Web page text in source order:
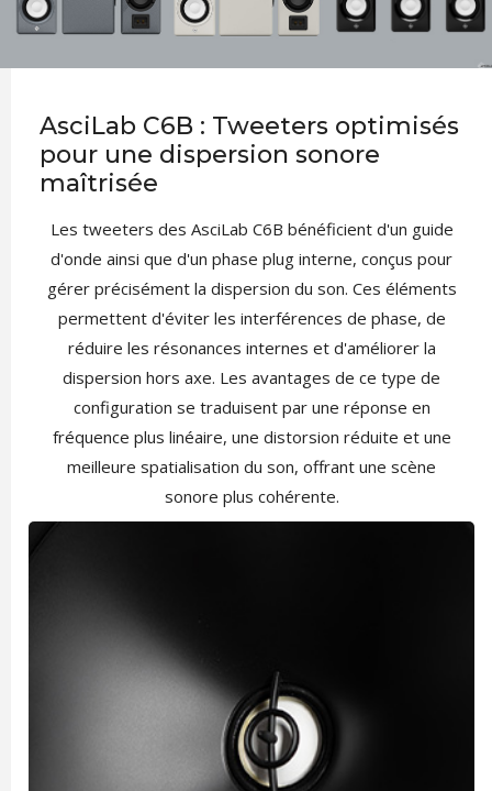
AsciLab C6B : Tweeters optimisés
pour une dispersion sonore
maîtrisée
Les tweeters des AsciLab C6B bénéficient d'un guide
d'onde ainsi que d'un phase plug interne, conçus pour
gérer précisément la dispersion du son. Ces éléments
permettent d'éviter les interférences de phase, de
réduire les résonances internes et d'améliorer la
dispersion hors axe. Les avantages de ce type de
configuration se traduisent par une réponse en
fréquence plus linéaire, une distorsion réduite et une
meilleure spatialisation du son, offrant une scène
sonore plus cohérente.